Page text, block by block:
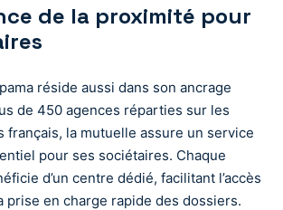
de la proximité pour
réside aussi dans son ancrage
de 450 agences réparties sur les
français, la mutuelle assure un service
pour ses sociétaires. Chaque
d’un centre dédié, facilitant l’accès
prise en charge rapide des dossiers.